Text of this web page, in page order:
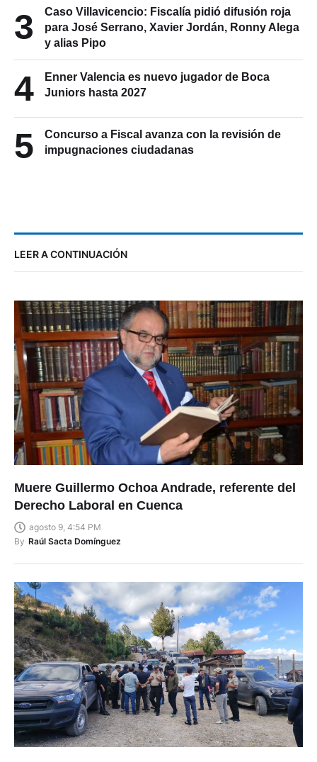
3
Caso Villavicencio: Fiscalía pidió difusión roja
para José Serrano, Xavier Jordán, Ronny Alega
y alias Pipo
4
Enner Valencia es nuevo jugador de Boca
Juniors hasta 2027
5
Concurso a Fiscal avanza con la revisión de
impugnaciones ciudadanas
LEER A CONTINUACIÓN
Muere Guillermo Ochoa Andrade, referente del
Derecho Laboral en Cuenca
agosto 9, 4:54 PM
By Raúl Sacta Domínguez